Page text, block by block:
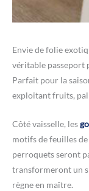
Envie de folie
véritable passeport
Parfait pour la
exploitant fruits,
Côté vaisselle, les
motifs de feuilles
perroquets seront
transformeront un
règne en maître.